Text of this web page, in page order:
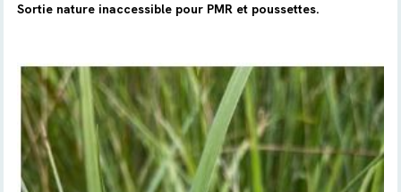
Sortie nature inaccessible pour PMR et poussettes.